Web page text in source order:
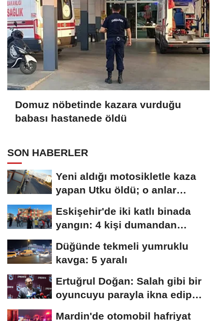
Domuz nöbetinde kazara vurduğu
babası hastanede öldü
SON HABERLER
Yeni aldığı motosikletle kaza
yapan Utku öldü; o anlar
Eskişehir'de iki katlı binada
yangın: 4 kişi dumandan
Düğünde tekmeli yumruklu
kavga: 5 yaralı
Ertuğrul Doğan: Salah gibi bir
oyuncuyu parayla ikna edip
Mardin'de otomobil hafriyat